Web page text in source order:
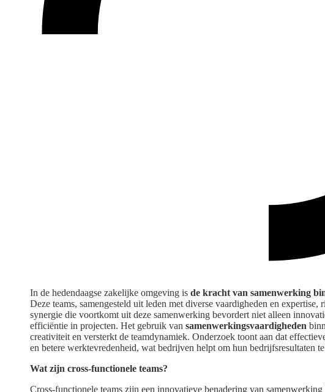
In de hedendaagse zakelijke omgeving is de kracht van samenwerking
Deze teams, samengesteld uit leden met diverse vaardigheden en
synergie die voortkomt uit deze samenwerking bevordert niet alleen
efficiëntie in projecten. Het gebruik van samenwerkingsvaardigheden
creativiteit en versterkt de teamdynamiek. Onderzoek toont aan dat
en betere werktevredenheid, wat bedrijven helpt om hun bedrijfsresultaten
Wat zijn cross-functionele teams?
Cross-functionele teams zijn een innovatieve benadering van